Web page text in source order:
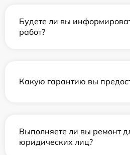
Будете ли вы
работ?
Какую гарантию вы
Выполняете ли вы ремонт
юридических лиц?